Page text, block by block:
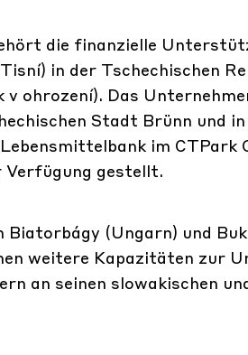
die finanzielle
in der Tschechischen
v ohrození). Das
Stadt Brünn und
im
Verfügung gestellt.
(Ungarn) und
weitere Kapazitäten zur
an seinen slowakischen